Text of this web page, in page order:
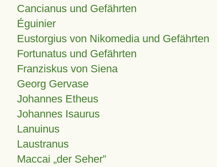
Cancianus und Gefährten
Éguinier
Eustorgius von Nikomedia und Gefährten
Fortunatus und Gefährten
Franziskus von Siena
Georg Gervase
Johannes Etheus
Johannes Isaurus
Lanuinus
Laustranus
Maccai „der Seher”